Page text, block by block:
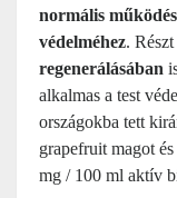
normális
védelméhez.
regenerálásában
alkalmas a test
országokba tett
grapefruit magot
mg / 100 ml aktív